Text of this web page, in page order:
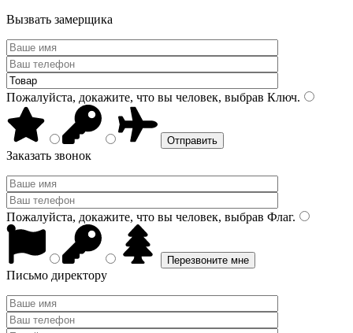
Вызвать замерщика
Пожалуйста, докажите, что вы человек, выбрав Ключ.
Заказать звонок
Пожалуйста, докажите, что вы человек, выбрав Флаг.
Письмо директору